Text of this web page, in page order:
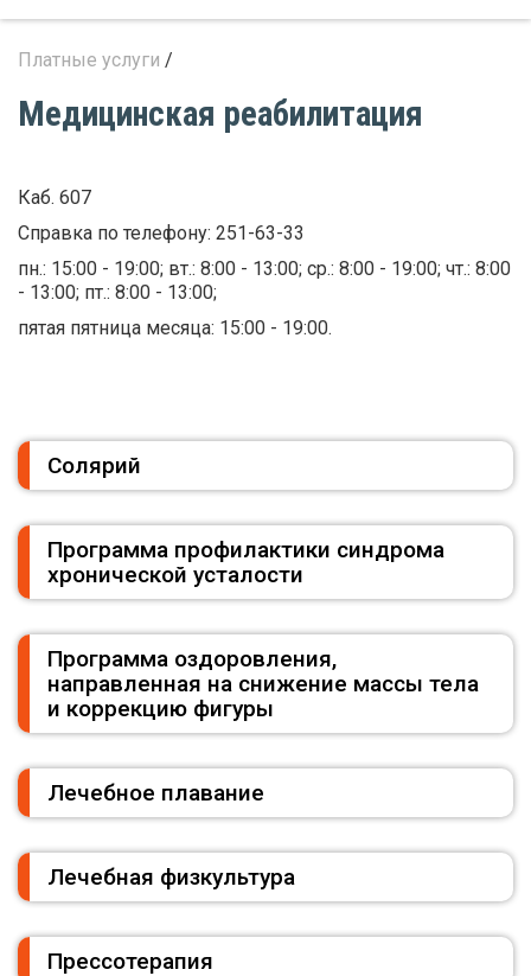
Платные услуги /
Медицинская реабилитация
Каб. 607
Справка по телефону: 251-63-33
пн.: 15:00 - 19:00; вт.: 8:00 - 13:00; ср.: 8:00 - 19:00; чт.: 8:00
- 13:00; пт.: 8:00 - 13:00;
пятая пятница месяца: 15:00 - 19:00.
Солярий
Программа профилактики синдрома
хронической усталости
Программа оздоровления,
направленная на снижение массы тела
и коррекцию фигуры
Лечебное плавание
Лечебная физкультура
Прессотерапия